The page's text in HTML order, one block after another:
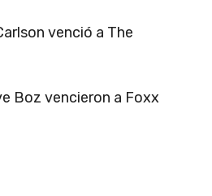
venció a The
Boz vencieron a Foxx